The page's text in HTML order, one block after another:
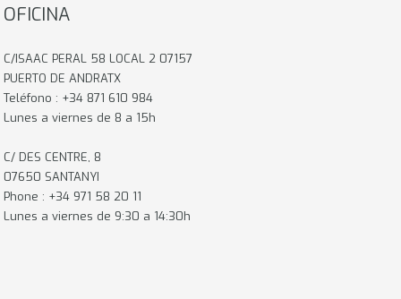
OFICINA
C/ISAAC PERAL 58 LOCAL 2 07157
PUERTO DE ANDRATX
Teléfono : +34 871 610 984
Lunes a viernes de 8 a 15h
C/ DES CENTRE, 8
07650 SANTANYI
Phone : +34 971 58 20 11
Lunes a viernes de 9:30 a 14:30h